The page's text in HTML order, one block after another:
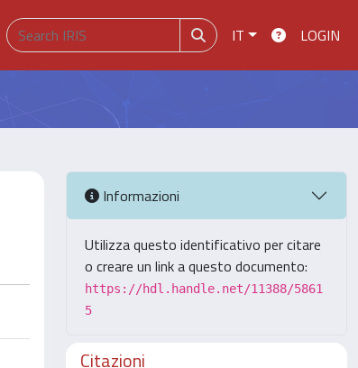
IT LOGIN
Informazioni
Utilizza questo identificativo per citare
o creare un link a questo documento:
https://hdl.handle.net/11388/5861
5
Citazioni